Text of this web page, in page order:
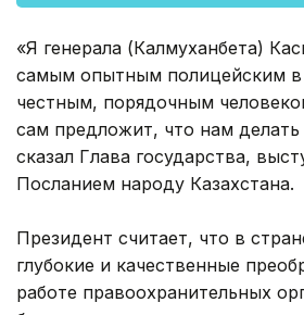
«Я генерала (Калмуханбета)
самым опытным полицейским в
честным, порядочным
сам предложит, что нам
сказал Глава государства,
Посланием народу Казахстана.
Президент считает, что в
глубокие и качественные
работе правоохранительных